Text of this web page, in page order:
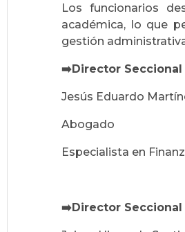
Los funcionarios
académica, lo que
gestión
➡️Director
Jesús Eduardo
Abogado
Especialista en
➡️Director